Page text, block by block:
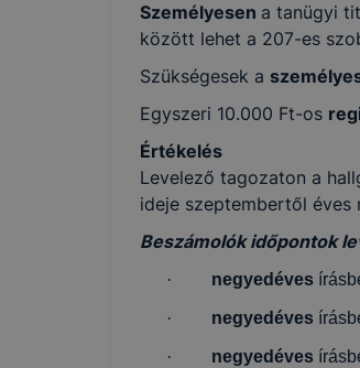
Személyesen a tanügyi
között lehet a 207-es
Szükségesek a
Egyszeri 10.000 Ft-os
Értékelés
Levelező tagozaton a
ideje szeptembertől éves
Beszámolók időpontok
· negyedéves
· negyedéves
· negyedéves